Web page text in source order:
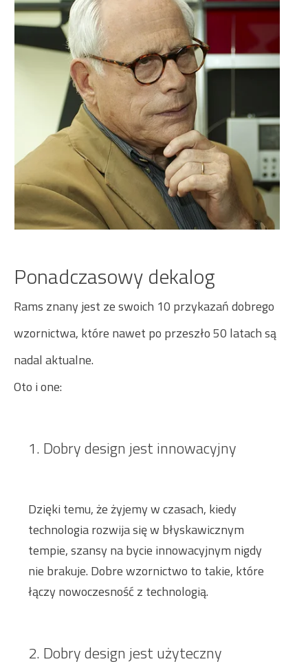
Ponadczasowy dekalog
Rams znany jest ze swoich 10 przykazań dobrego
wzornictwa, które nawet po przeszło 50 latach są
nadal aktualne.
Oto i one:
1. Dobry design jest innowacyjny
Dzięki temu, że żyjemy w czasach, kiedy
technologia rozwija się w błyskawicznym
tempie, szansy na bycie innowacyjnym nigdy
nie brakuje. Dobre wzornictwo to takie, które
łączy nowoczesność z technologią.
2. Dobry design jest użyteczny